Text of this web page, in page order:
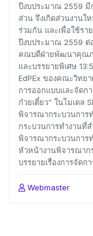
ปีงบประมาณ 2559 มี
ส่วน จึงเกิดส่วนงาน
ร่วมกัน และเพื่อใช้รา
ปีงบประมาณ 2559 ต่
คณบดีฝ่ายพัฒนาคุณภา
และบรรยายพิเศษ
EdPEx ของคณะวิทยา
การออกแบบและจัดก
ก๋วยเตี๋ยว” ในโมเดล
พิจารณากระบวนกา
กระบวนการทำงานที่
พิจารณากระบวนการ
หัวหน้างานพิจารณาก
บรรยายเรื่องการจัด
Webmaster